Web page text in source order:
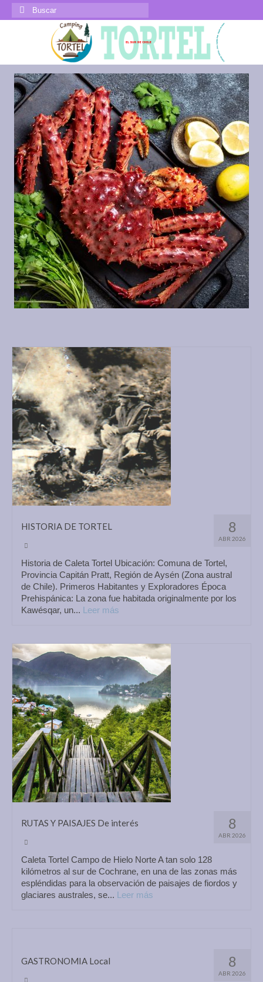
Buscar
por:
8
ABR 2026
HISTORIA DE TORTEL
Historia de Caleta Tortel Ubicación: Comuna de Tortel,
Provincia Capitán Pratt, Región de Aysén (Zona austral
de Chile). Primeros Habitantes y Exploradores Época
Prehispánica: La zona fue habitada originalmente por los
Kawésqar, un... Leer más
8
ABR 2026
RUTAS Y PAISAJES De interés
Caleta Tortel Campo de Hielo Norte A tan solo 128
kilómetros al sur de Cochrane, en una de las zonas más
espléndidas para la observación de paisajes de fiordos y
glaciares australes, se... Leer más
8
ABR 2026
GASTRONOMIA Local